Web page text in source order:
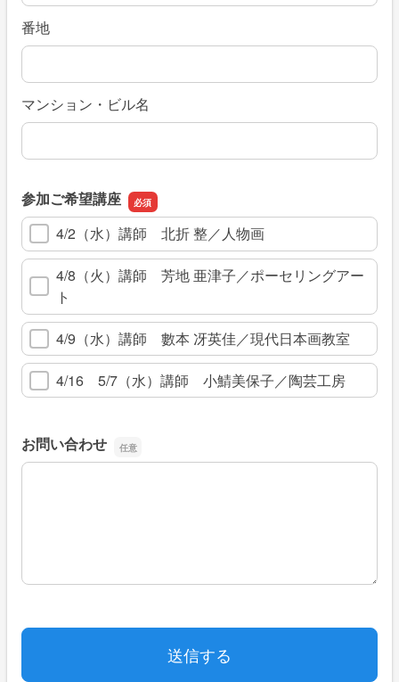
番地
マンション・ビル名
参加ご希望講座
4/2（水）講師 北折 整／人物画
4/8（火）講師 芳地 亜津子／ポーセリングアー
ト
4/9（水）講師 數本 冴英佳／現代日本画教室
4/16 5/7（水）講師 小鯖美保子／陶芸工房
お問い合わせ
お問い合わせ